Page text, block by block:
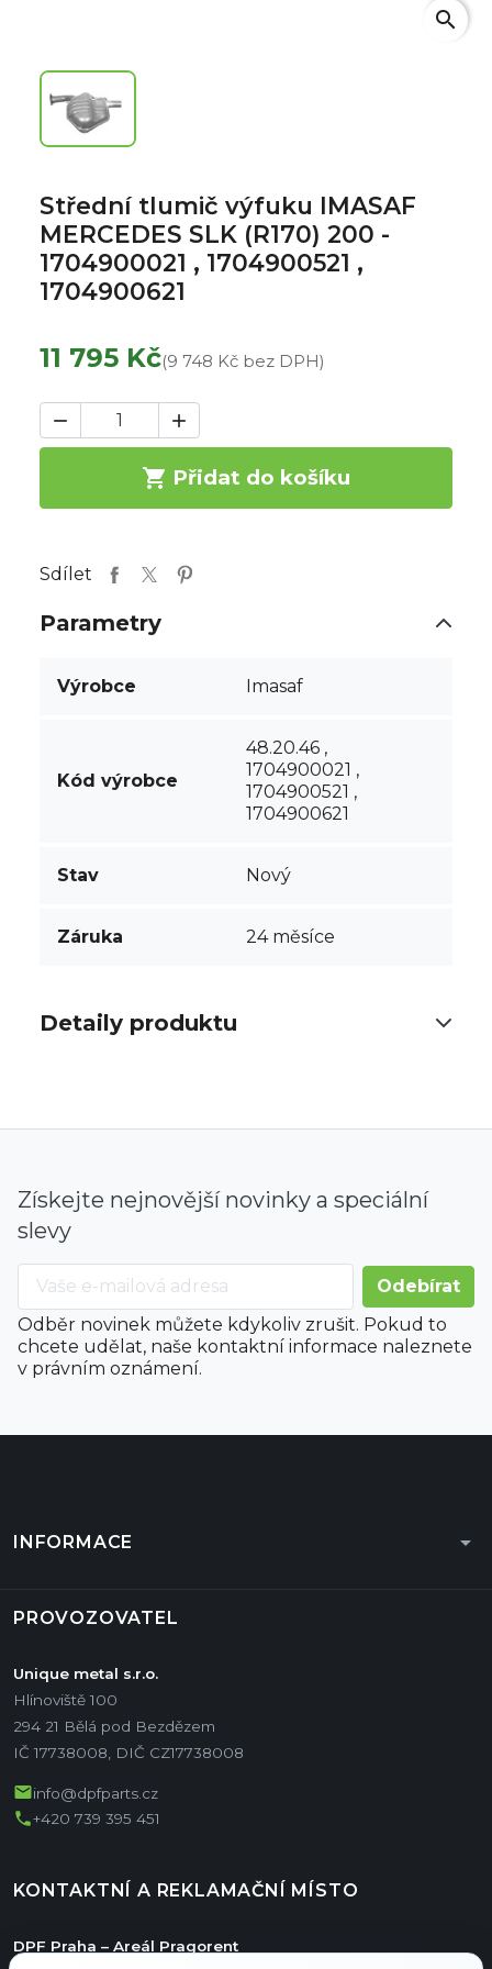
search
Střední tlumič výfuku IMASAF
MERCEDES SLK (R170) 200 -
1704900021 , 1704900521 ,
1704900621
11 795 Kč(9 748 Kč bez DPH)
 
 Přidat do košíku
Sdílet
Parametry
Výrobce Imasaf
Kód výrobce
48.20.46 ,
1704900021 ,
1704900521 ,
1704900621
Stav Nový
Záruka 24 měsíce
Detaily produktu
Získejte nejnovější novinky a speciální
slevy
Odběr novinek můžete kdykoliv zrušit. Pokud to
chcete udělat, naše kontaktní informace naleznete
v právním oznámení.
INFORMACE arrow_drop_down
PROVOZOVATEL
Unique metal s.r.o.
Hlínoviště 100
294 21 Bělá pod Bezdězem
IČ 17738008, DIČ CZ17738008
mailinfo@dpfparts.cz
phone+420 739 395 451
KONTAKTNÍ A REKLAMAČNÍ MÍSTO
DPF Praha – Areál Pragorent